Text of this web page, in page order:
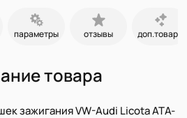
параметры отзывы доп.товары
товара
зажигания VW-Audi Licota ATA-